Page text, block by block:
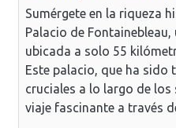
Sumérgete en la riqueza
Palacio de
ubicada a solo 55
Este palacio, que ha sido
cruciales a lo largo de los
viaje fascinante a través